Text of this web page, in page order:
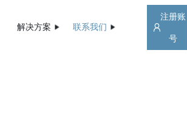
解决方案 联系我们
注册账
号